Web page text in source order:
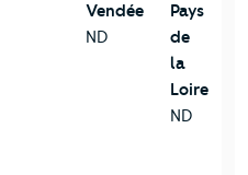
Vendée
ND
Pays
de
la
Loire
ND